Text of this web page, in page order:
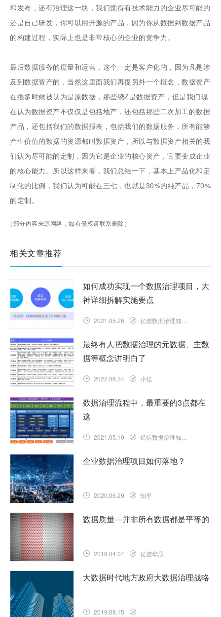
和发布，还有治理这一块，我们觉得有技术能力的企业尽可能的
还是自己研发，你可以用开源的产品，因为你从数据到数据产品
的构建过程，实际上也是非常核心的企业的竞争力。
最后数据服务的度量和运营，这个一定是客户化的，因为凡是涉
及到数据资产的，当然这里面我们再提另外一个概念，数据资产
在很多时候被认为是原数据，那些绕Z是数据资产，但是我们现
在认为数据资产不仅仅是包括地产，还包括那些二次加工的数据
产品，还包括我们的数据报表，包括我们的数据服务，所有能够
产生价值的数据的资源都叫数据资产，所以与数据资产相关的我
们认为尽可能的定制，因为它是企业的核心资产，它要变成企业
的核心能力。所以这样来看，我们总结一下，基本上产品化和定
制化的比例，我们认为可能在三七，也就是30%的纯产品，70%
的定制。
（部分内容来源网络，如有侵权请联系删除）
相关文章推荐
如何成功实现一个数据治理项目，大
神详细拆解实施要点
2021.05.26 亿信数据治理知识库
最终有人把数据治理的元数据、主数
据等概念讲明白了
2022.06.24 小亿
数据治理流程中，最重要的3点都在
这
2021.05.10 亿信数据治理知识库
企业数据治理项目如何落地？
2020.06.29 知乎
数据质量—并非所有数据都是平等的
2019.04.04 亿信华辰
大数据时代地方政府大数据治理战略
2019.08.15